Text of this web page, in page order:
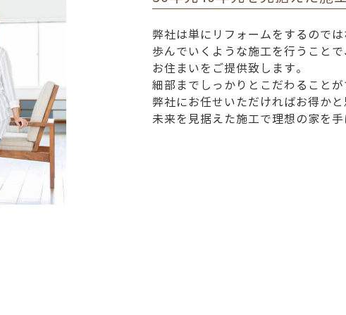
弊社は単にリフォームをするので
歩んでいくような施工を行うこと
お住まいをご提供致します。
細部までしっかりとこだわることが
弊社にお任せいただければお得かと
未来を見据えた施工で理想の家を手